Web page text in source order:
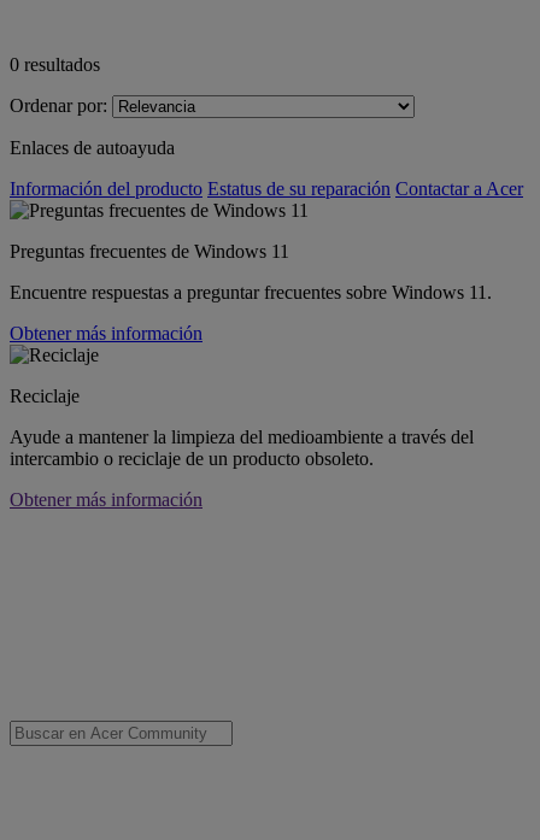
0 resultados
Ordenar por:
Enlaces de autoayuda
Información del producto Estatus de su reparación Contactar a Acer
Preguntas frecuentes de Windows 11
Encuentre respuestas a preguntar frecuentes sobre Windows 11.
Obtener más información
Reciclaje
Ayude a mantener la limpieza del medioambiente a través del
intercambio o reciclaje de un producto obsoleto.
Obtener más información